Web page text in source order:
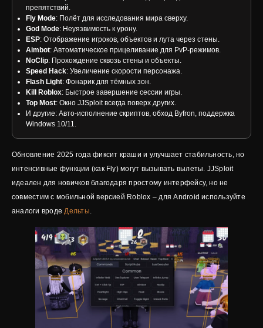
препятствий.
Fly Mode: Полёт для исследования мира сверху.
God Mode: Неуязвимость к урону.
ESP: Отображение игроков, объектов и лута через стены.
Aimbot: Автоматическое прицеливание для PvP-режимов.
NoClip: Прохождение сквозь стены и объекты.
Speed Hack: Увеличение скорости персонажа.
Flash Light: Фонарик для тёмных зон.
Kill Roblox: Быстрое завершение сессии игры.
Top Most: Окно JJSploit всегда поверх других.
И другие: Авто-исполнение скриптов, обход Byfron, поддержка
Windows 10/11.
Обновление 2025 года фиксит краши и улучшает стабильность, но
интенсивные функции (как Fly) могут вызывать вылеты. JJSploit
идеален для новичков благодаря простому интерфейсу, но не
совместим с мобильной версией Roblox – для Android используйте
аналоги вроде Дельты